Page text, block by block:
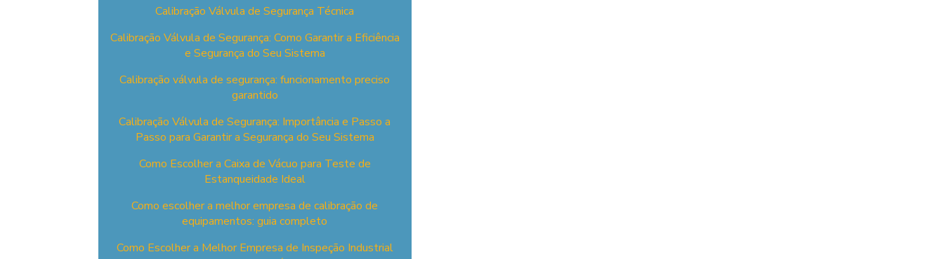
Calibração Válvula de Segurança Técnica
Calibração Válvula de Segurança: Como Garantir a Eficiência
e Segurança do Seu Sistema
Calibração válvula de segurança: funcionamento preciso
garantido
Calibração Válvula de Segurança: Importância e Passo a
Passo para Garantir a Segurança do Seu Sistema
Como Escolher a Caixa de Vácuo para Teste de
Estanqueidade Ideal
Como escolher a melhor empresa de calibração de
equipamentos: guia completo
Como Escolher a Melhor Empresa de Inspeção Industrial